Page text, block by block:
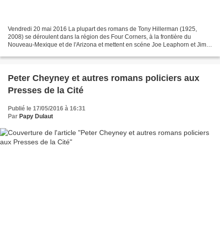
Vendredi 20 mai 2016 La plupart des romans de Tony Hillerman (1925,
2008) se déroulent dans la région des Four Corners, à la frontière du
Nouveau-Mexique et de l'Arizona et mettent en scéne Joe Leaphorn et Jim
Peter Cheyney et autres romans policiers aux
Presses de la Cité
Publié le 17/05/2016 à 16:31
Par Papy Dulaut